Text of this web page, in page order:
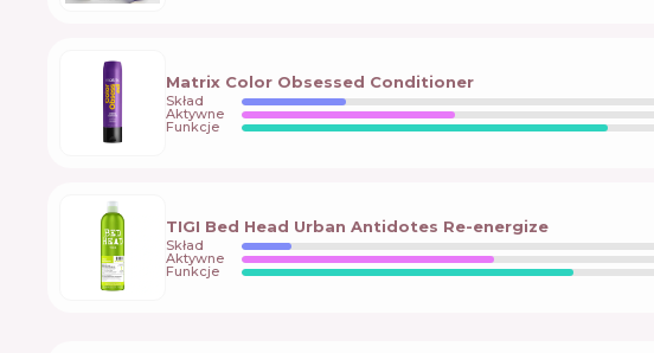
Matrix Color Obsessed Conditioner
Skład
Aktywne
Funkcje
TIGI Bed Head Urban Antidotes Re-energize
Skład
Aktywne
Funkcje